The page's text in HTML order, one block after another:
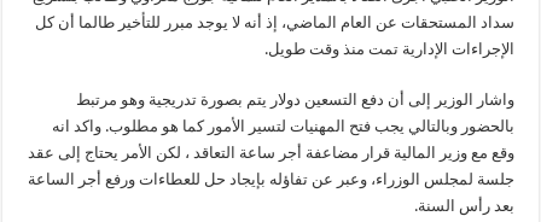
سداد المستحقات عن العام الماضي، إذ أنه لا يوجد مبرر للتأخير طالما أن كل
الإجراءات الإدارية تمت منذ وقت طويل.
واشار الوزير إلى أن دفع التسعين دولار يتم بصورة تدريجية وهو مرتبط
بالحضور وبالتالي يجب فتح المهنيات لتسير الأمور كما هو مطلوب. واكد انه
وقع مع وزير المالية قرار مضاعفة أجر ساعة التعاقد ، لكن الأمر يحتاج إلى عقد
جلسة لمجلس الوزراء، وعبر عن تفاؤله بإيجاد حل للعطاءات ورفع أجر الساعة
بعد رأس السنة.